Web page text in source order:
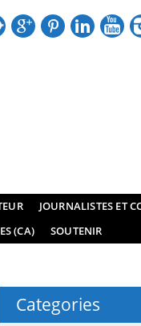
JOURNALISTES ET
(CA) SOUTENIR
Categories